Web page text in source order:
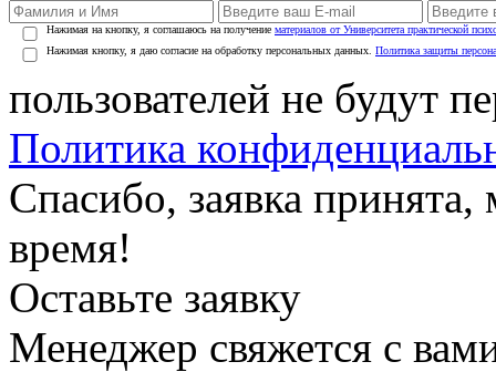
Нажимая на кнопку, я соглашаюсь на получение материалов от Университета практической
Нажимая кнопку, я даю согласие на обработку персональных данных. Политика защиты
пользователей не будут
Политика
Спасибо, заявка
время!
Оставьте заявку
Менеджер свяжется с